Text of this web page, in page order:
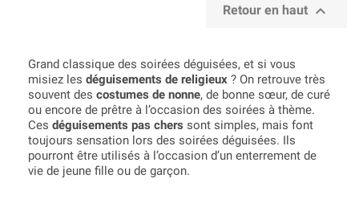
Retour en haut 
Grand classique des soirées déguisées, et si vous
misiez les déguisements de religieux ? On retrouve très
souvent des costumes de nonne, de bonne sœur, de curé
ou encore de prêtre à l’occasion des soirées à thème.
Ces déguisements pas chers sont simples, mais font
toujours sensation lors des soirées déguisées. Ils
pourront être utilisés à l’occasion d’un enterrement de
vie de jeune fille ou de garçon.